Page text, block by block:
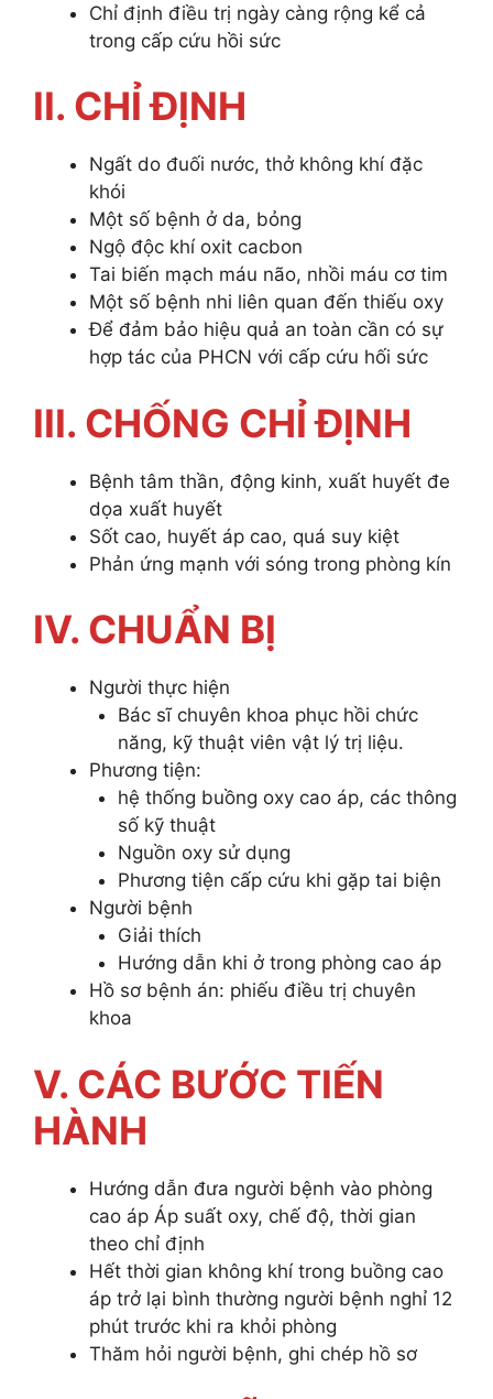
Chỉ định điều trị ngày càng rộng kể cả
trong cấp cứu hồi sức
II. CHỈ ĐỊNH
Ngất do đuối nước, thở không khí đặc
khói
Một số bệnh ở da, bỏng
Ngộ độc khí oxit cacbon
Tai biến mạch máu não, nhồi máu cơ tim
Một số bệnh nhi liên quan đến thiếu oxy
Để đảm bảo hiệu quả an toàn cần có sự
hợp tác của PHCN với cấp cứu hối sức
III. CHỐNG CHỈ ĐỊNH
Bệnh tâm thần, động kinh, xuất huyết đe
dọa xuất huyết
Sốt cao, huyết áp cao, quá suy kiệt
Phản ứng mạnh với sóng trong phòng kín
IV. CHUẨN BỊ
Người thực hiện
Bác sĩ chuyên khoa phục hồi chức
năng, kỹ thuật viên vật lý trị liệu.
Phương tiện:
hệ thống buồng oxy cao áp, các thông
số kỹ thuật
Nguồn oxy sử dụng
Phương tiện cấp cứu khi gặp tai biện
Người bệnh
Giải thích
Hướng dẫn khi ở trong phòng cao áp
Hồ sơ bệnh án: phiếu điều trị chuyên
khoa
V. CÁC BƯỚC TIẾN
HÀNH
Hướng dẫn đưa người bệnh vào phòng
cao áp Áp suất oxy, chế độ, thời gian
theo chỉ định
Hết thời gian không khí trong buồng cao
áp trở lại bình thường người bệnh nghỉ 12
phút trước khi ra khỏi phòng
Thăm hỏi người bệnh, ghi chép hồ sơ